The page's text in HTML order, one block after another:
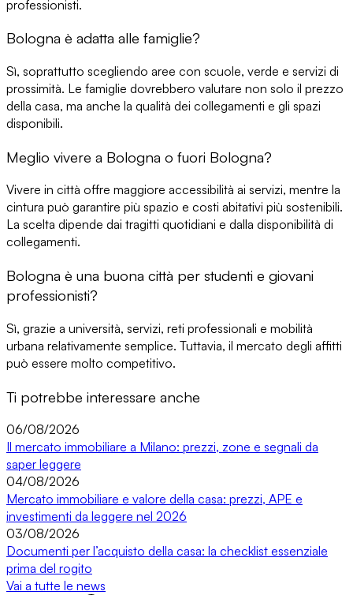
professionisti.
Bologna è adatta alle famiglie?
Sì, soprattutto scegliendo aree con scuole, verde e servizi di
prossimità. Le famiglie dovrebbero valutare non solo il prezzo
della casa, ma anche la qualità dei collegamenti e gli spazi
disponibili.
Meglio vivere a Bologna o fuori Bologna?
Vivere in città offre maggiore accessibilità ai servizi, mentre la
cintura può garantire più spazio e costi abitativi più sostenibili.
La scelta dipende dai tragitti quotidiani e dalla disponibilità di
collegamenti.
Bologna è una buona città per studenti e giovani
professionisti?
Sì, grazie a università, servizi, reti professionali e mobilità
urbana relativamente semplice. Tuttavia, il mercato degli affitti
può essere molto competitivo.
Ti potrebbe interessare anche
06/08/2026
Il mercato immobiliare a Milano: prezzi, zone e segnali da
saper leggere
04/08/2026
Mercato immobiliare e valore della casa: prezzi, APE e
investimenti da leggere nel 2026
03/08/2026
Documenti per l’acquisto della casa: la checklist essenziale
prima del rogito
Vai a tutte le news